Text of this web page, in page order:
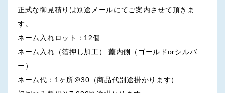
正式な御見積りは別途メールにてご案内させて頂きま
す。
ネーム入れロット：12個
ネーム入れ（箔押し加工）:蓋内側（ゴールドorシルバ
ー）
ネーム代：1ヶ所＠30（商品代別途掛かります）